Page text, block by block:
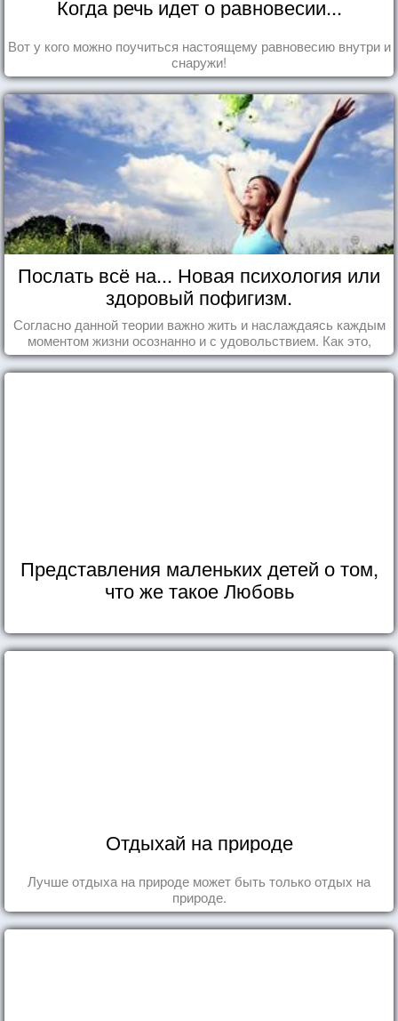
Когда речь идет о равновесии...
Вот у кого можно поучиться настоящему равновесию внутри и
снаружи!
Послать всё на... Новая психология или
здоровый пофигизм.
Согласно данной теории важно жить и наслаждаясь каждым
моментом жизни осознанно и с удовольствием. Как это,
попробуем разобраться на реальных примерах.
Представления маленьких детей о том,
что же такое Любовь
Отдыхай на природе
Лучше отдыха на природе может быть только отдых на
природе.